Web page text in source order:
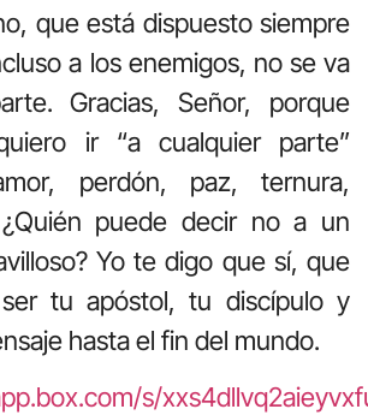
que está dispuesto siempre
a los enemigos, no se va
Gracias, Señor, porque
ir “a cualquier parte”
perdón, paz, ternura,
¿Quién puede decir no a un
Yo te digo que sí, que
tu apóstol, tu discípulo y
hasta el fin del mundo.
s/